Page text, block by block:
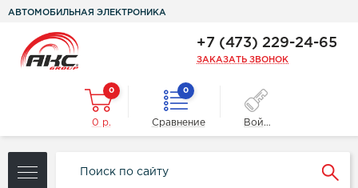
АВТОМОБИЛЬНАЯ ЭЛЕКТРОНИКА
+7 (473) 229-24-65
ЗАКАЗАТЬ ЗВОНОК
0
0 р.
0
Сравнение Войти